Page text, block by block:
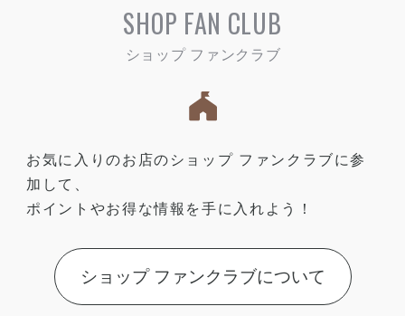
ら選手達は大会を通して成長
し続けてくれました。
皆さまの熱い大応援が力とな
本当にありがとうございまし
ONE TEAM
SHOP FAN CLUB
お気に入りのお店のショップ ファンクラブに参
加して、
ポイントやお得な情報を手に入れよう！
ショップ ファンクラブについて